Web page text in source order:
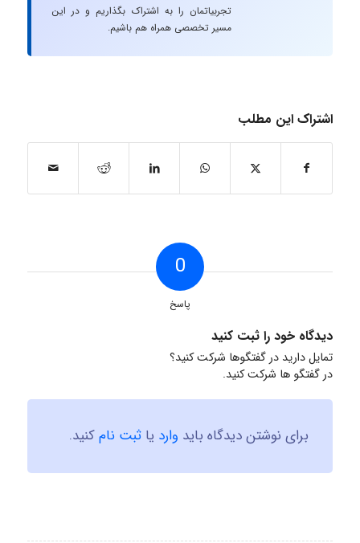
تجربیاتمان را به اشتراک بگذاریم و در این
مسیر تخصصی همراه هم باشیم.
اشتراک این مطلب
0
پاسخ
دیدگاه خود را ثبت کنید
تمایل دارید در گفتگوها شرکت کنید؟
در گفتگو ها شرکت کنید.
برای نوشتن دیدگاه باید وارد یا ثبت نامکنید.